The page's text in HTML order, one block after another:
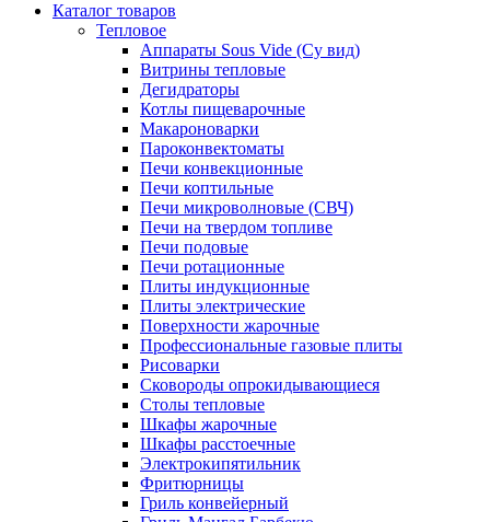
Каталог товаров
Тепловое
Аппараты Sous Vide (Су вид)
Витрины тепловые
Дегидраторы
Котлы пищеварочные
Макароноварки
Пароконвектоматы
Печи конвекционные
Печи коптильные
Печи микроволновые (СВЧ)
Печи на твердом топливе
Печи подовые
Печи ротационные
Плиты индукционные
Плиты электрические
Поверхности жарочные
Профессиональные газовые плиты
Рисоварки
Сковороды опрокидывающиеся
Столы тепловые
Шкафы жарочные
Шкафы расстоечные
Электрокипятильник
Фритюрницы
Гриль конвейерный